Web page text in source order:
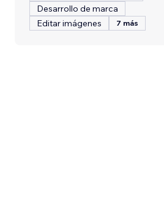
Desarrollo de marca
Editar imágenes
7 más